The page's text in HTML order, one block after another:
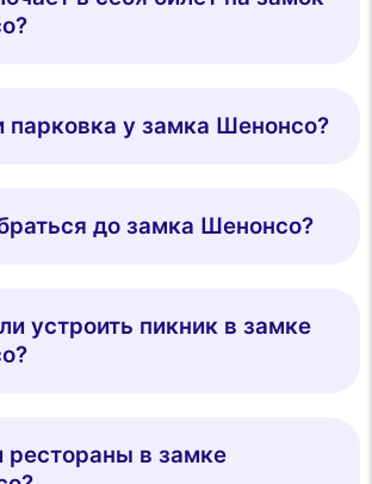
парковка у замка Шенонсо?
до замка Шенонсо?
устроить пикник в замке
рестораны в замке